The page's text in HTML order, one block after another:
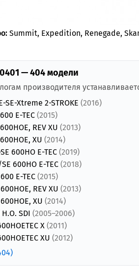
Summit, Expedition, Renegade,
— 404 модели
производителя
SE-Xtreme 2-STROKE (2016)
E-TEC (2015)
REV XU (2013)
XU (2014)
600HO E-TEC (2019)
600HO E-TEC (2018)
E-TEC (2015)
REV XU (2013)
XU (2014)
SDI (2005–2006)
X (2011)
XU (2012)